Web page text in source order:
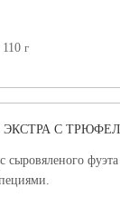
110г
С
сыровяленого